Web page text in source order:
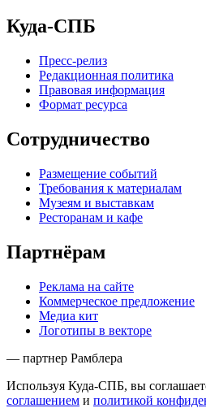
Куда-СПБ
Пресс-релиз
Редакционная политика
Правовая информация
Формат ресурса
Сотрудничество
Размещение событий
Требования к материалам
Музеям и выставкам
Ресторанам и кафе
Партнёрам
Реклама на сайте
Коммерческое предложение
Медиа кит
Логотипы в векторе
— партнер Рамблера
Используя Куда-СПБ, вы
соглашением и политикой